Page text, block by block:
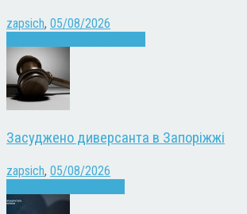
zapsich, 05/08/2026
Засуджено диверсанта в Запоріжжі
zapsich, 05/08/2026